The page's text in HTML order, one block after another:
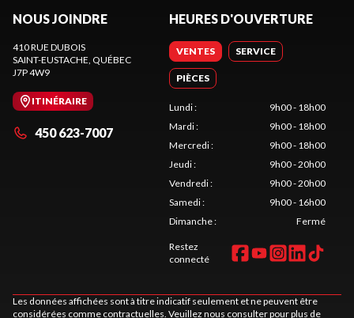
NOUS JOINDRE
410 RUE DUBOIS
SAINT-EUSTACHE, QUÉBEC
J7P 4W9
ITINÉRAIRE
450 623-7007
HEURES D'OUVERTURE
VENTES SERVICE
PIÈCES
Lundi:
9h00 - 18h00
Mardi:
9h00 - 18h00
Mercredi:
9h00 - 18h00
Jeudi:
9h00 - 20h00
Vendredi:
9h00 - 20h00
Samedi:
9h00 - 16h00
Dimanche: Fermé
Restez
connecté
Les données affichées sont à titre indicatif seulement et ne peuvent être
considérées comme contractuelles. Veuillez nous consulter pour plus de